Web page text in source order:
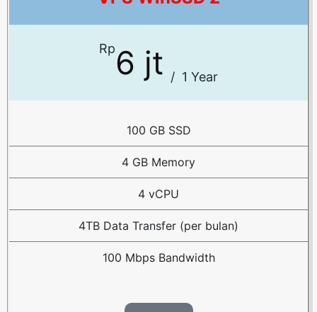
Rp6 jt / 1 Year
100 GB SSD
4 GB Memory
4 vCPU
4TB Data Transfer (per bulan)
100 Mbps Bandwidth